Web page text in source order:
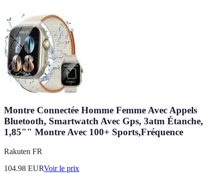
Montre Connectée Homme Femme Avec Appels
Bluetooth, Smartwatch Avec Gps, 3atm Étanche,
1,85"" Montre Avec 100+ Sports,Fréquence
Rakuten FR
104.98 EURVoir le prix